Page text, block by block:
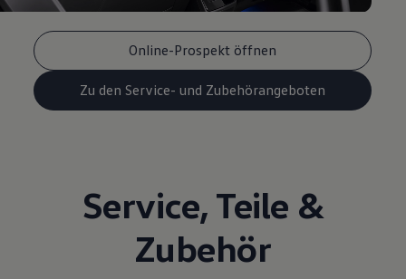
Online-Prospekt öffnen
Zu den Service- und Zubehörangeboten
Service, Teile &
Zubehör